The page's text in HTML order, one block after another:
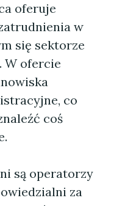
oferuje
w
się sektorze
W ofercie
co
coś
są operatorzy
za